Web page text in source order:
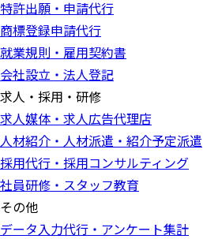
特許出願・申請代行
商標登録申請代行
就業規則・雇用契約書
会社設立・法人登記
求人・採用・研修
求人媒体・求人広告代理店
人材紹介・人材派遣・紹介予定派遣
採用代行・採用コンサルティング
社員研修・スタッフ教育
その他
データ入力代行・アンケート集計